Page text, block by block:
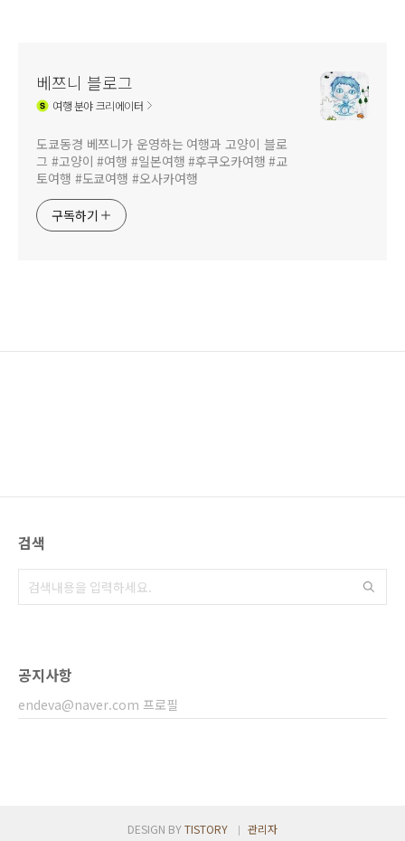
베쯔니 블로그
여행분야 크리에이터
도쿄동경 베쯔니가 운영하는 여행과 고양이 블로
그 #고양이 #여행 #일본여행 #후쿠오카여행 #교
토여행 #도쿄여행 #오사카여행
구독하기
검색
공지사항
endeva@naver.com 프로필
DESIGN BYTISTORY 관리자